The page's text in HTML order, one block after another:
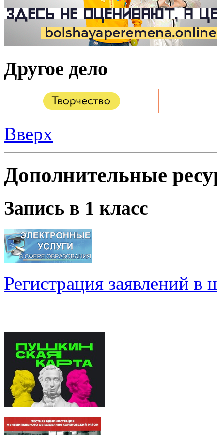
Другое дело
Вверх
Дополнительные
Запись в 1 класс
Регистрация заявлений в